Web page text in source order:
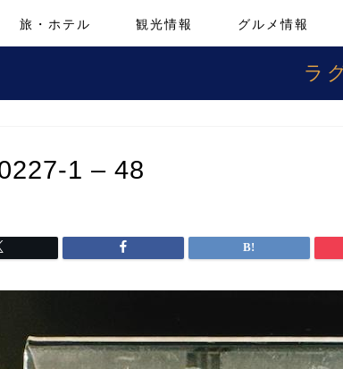
旅・ホテル 観光情報 グルメ情報
ラ
1 – 48